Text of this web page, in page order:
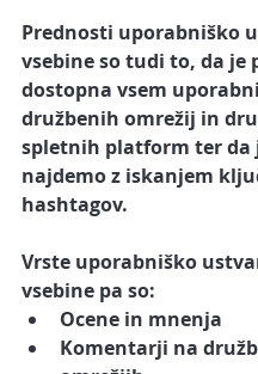
Prednosti uporabniško
vsebine so tudi to, da je
dostopna vsem
družbenih omrežij in
spletnih platform ter da
najdemo z iskanjem
hashtagov.
Vrste uporabniško
vsebine pa so:
Ocene in mnenja
Komentarji na